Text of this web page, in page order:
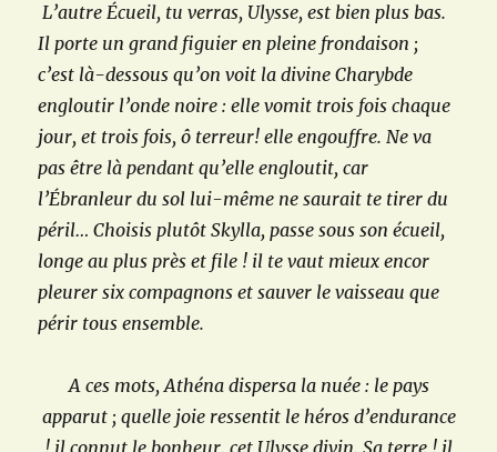
L’autre Écueil, tu verras, Ulysse, est bien plus bas.
Il porte un grand figuier en pleine frondaison ;
c’est là-dessous qu’on voit la divine Charybde
engloutir l’onde noire : elle vomit trois fois chaque
jour, et trois fois, ô terreur! elle engouffre. Ne va
pas être là pendant qu’elle engloutit, car
l’Ébranleur du sol lui-même ne saurait te tirer du
péril… Choisis plutôt Skylla, passe sous son écueil,
longe au plus près et file ! il te vaut mieux encor
pleurer six compagnons et sauver le vaisseau que
périr tous ensemble.
A ces mots, Athéna dispersa la nuée : le pays
apparut ; quelle joie ressentit le héros d’endurance